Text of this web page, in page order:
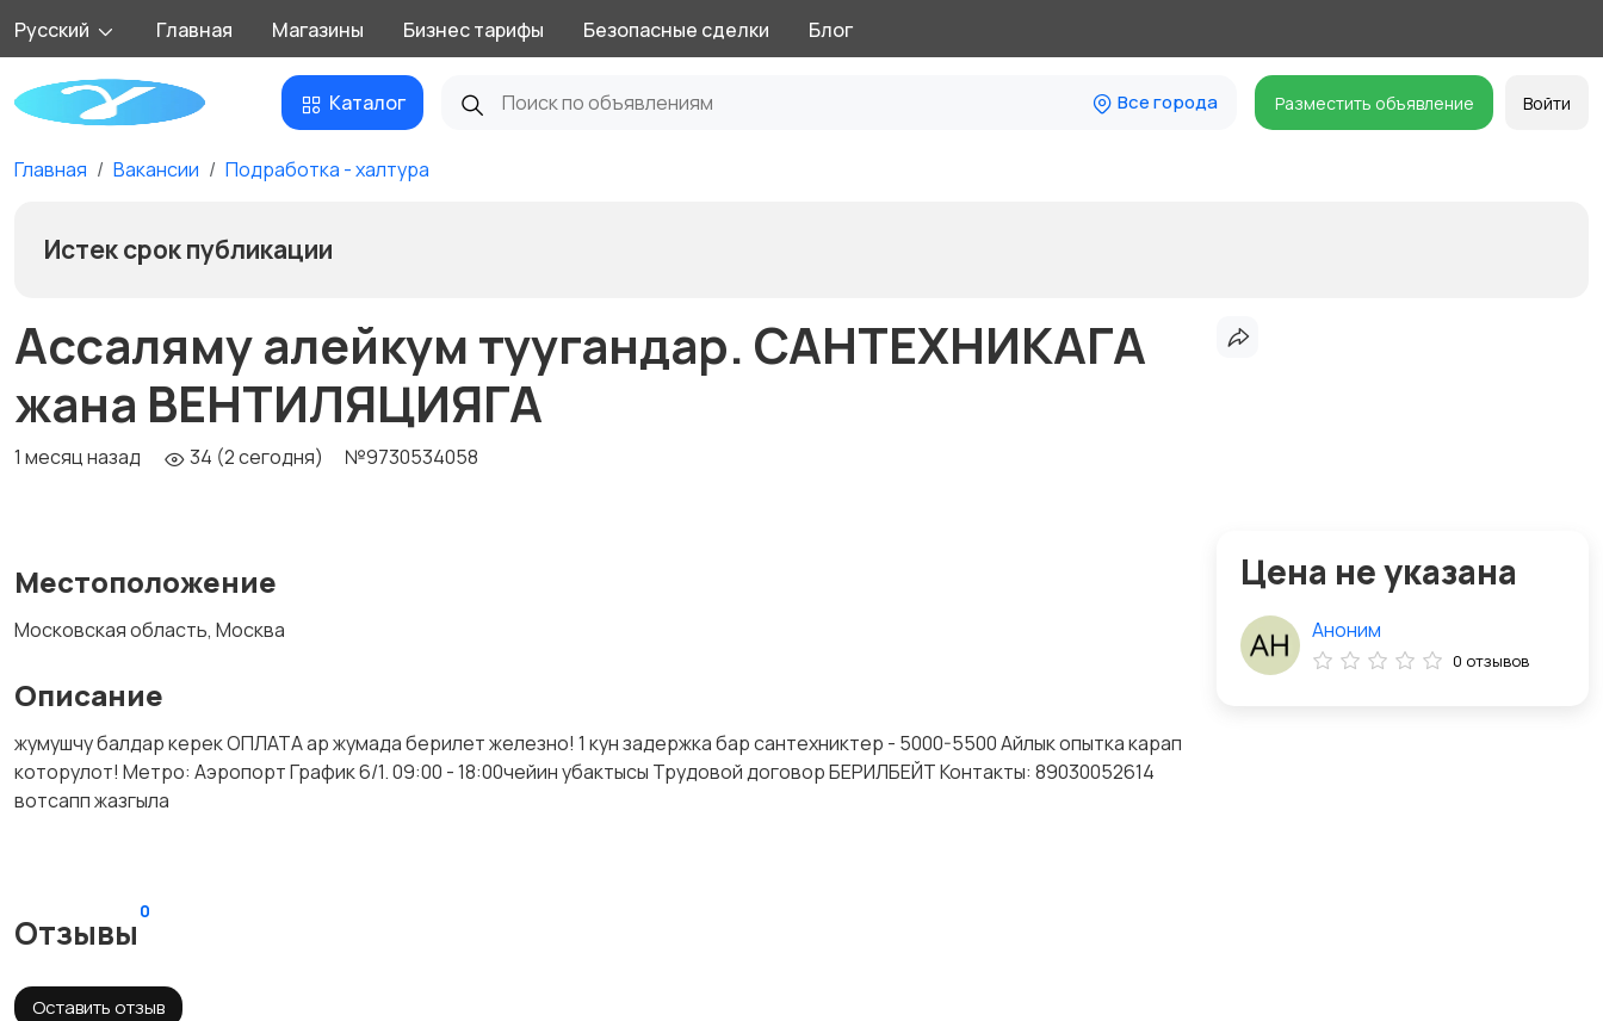
Русский Главная Магазины Бизнес тарифы Безопасные сделки Блог
Каталог Все города Разместить объявление Войти
Главная Вакансии Подработка - халтура
Истек срок публикации
Ассаляму алейкум туугандар. САНТЕХНИКАГА
жана ВЕНТИЛЯЦИЯГА
1 месяц назад 34 (2 сегодня) №9730534058
Местоположение
Московская область, Москва
Описание
жумушчу балдар керек ОПЛАТА ар жумада берилет железно! 1 кун задержка бар сантехниктер - 5000-5500 Айлык опытка карап
которулот! Метро: Аэропорт График 6/1. 09:00 - 18:00чейин убактысы Трудовой договор БЕРИЛБЕЙТ Контакты: 89030052614
вотсапп жазгыла
Отзывы
0
Оставить отзыв
Цена не указана
Аноним
0 отзывов